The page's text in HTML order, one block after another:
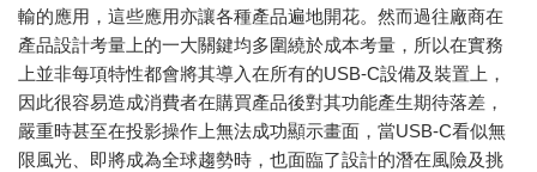
輸的應用，這些應用亦讓各種產品遍地開花。然而過往廠商在
產品設計考量上的一大關鍵均多圍繞於成本考量，所以在實務
上並非每項特性都會將其導入在所有的USB-C設備及裝置上，
因此很容易造成消費者在購買產品後對其功能產生期待落差，
嚴重時甚至在投影操作上無法成功顯示畫面，當USB-C看似無
限風光、即將成為全球趨勢時，也面臨了設計的潛在風險及挑